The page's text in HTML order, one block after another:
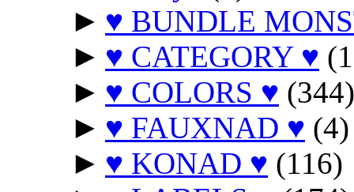
► ♥ BUNDLE
► ♥ CATEGORY ♥
► ♥ COLORS ♥ (344)
► ♥ FAUXNAD ♥ (4)
► ♥ KONAD ♥ (116)